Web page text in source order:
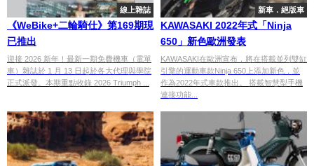
線上雜誌
《WeBike+二輪騎仕》第169期現
已推出
迎接 2026 新年！最新一期免費機車（電單
車）雜誌於 1 月 13 日起於各大代理與學院
正式派發。本期重點收錄 2026 Triumph ...
新車．絕版車
KAWASAKI 2022年式「Ninja
650」新色歐洲發表
KAWASAKI在歐洲宣布，將在搭載並列雙缸
引擎的運動車款Ninja 650上添加新色，並
作為2022年式車款推出。 搭載智慧型手機
連接功能...